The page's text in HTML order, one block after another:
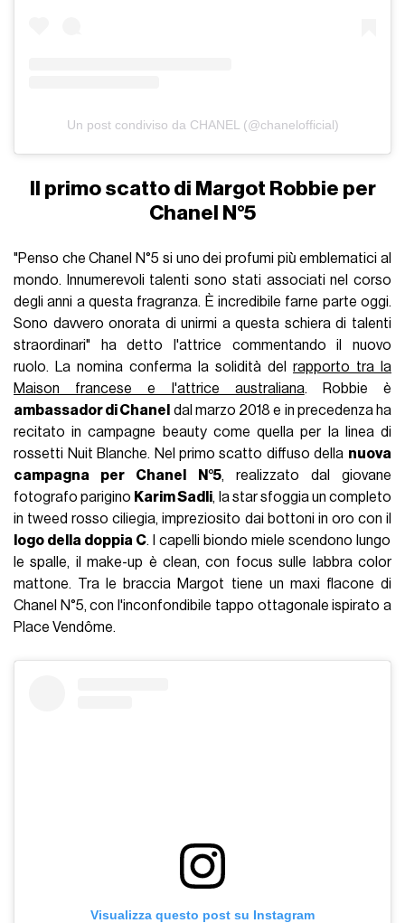
Un post condiviso da CHANEL (@chanelofficial)
Il primo scatto di Margot Robbie per
Chanel N°5
"Penso che Chanel N°5 si uno dei profumi più̀ emblematici al
mondo. Innumerevoli talenti sono stati associati nel corso
degli anni a questa fragranza. È incredibile farne parte oggi.
Sono davvero onorata di unirmi a questa schiera di talenti
straordinari" ha detto l'attrice commentando il nuovo
ruolo. La nomina conferma la solidità del rapporto tra la
Maison francese e l'attrice australiana. Robbie è
ambassador di Chanel dal marzo 2018 e in precedenza ha
recitato in campagne beauty come quella per la linea di
rossetti Nuit Blanche. Nel primo scatto diffuso della nuova
campagna per Chanel N°5, realizzato dal giovane
fotografo parigino Karim Sadli, la star sfoggia un completo
in tweed rosso ciliegia, impreziosito dai bottoni in oro con il
logo della doppia C. I capelli biondo miele scendono lungo
le spalle, il make-up è clean, con focus sulle labbra color
mattone. Tra le braccia Margot tiene un maxi flacone di
Chanel N°5, con l'inconfondibile tappo ottagonale ispirato a
Place Vendôme.
Visualizza questo post su Instagram